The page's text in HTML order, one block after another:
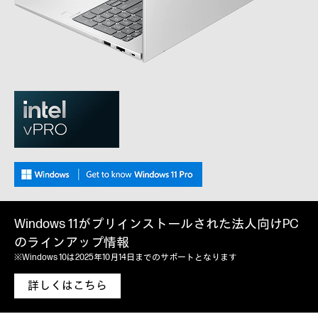
Windows 11がプリインストールされた法人向けPC
のラインアップ情報
※Windows 10は2025年10月14日までのサポートとなります
詳しくはこちら